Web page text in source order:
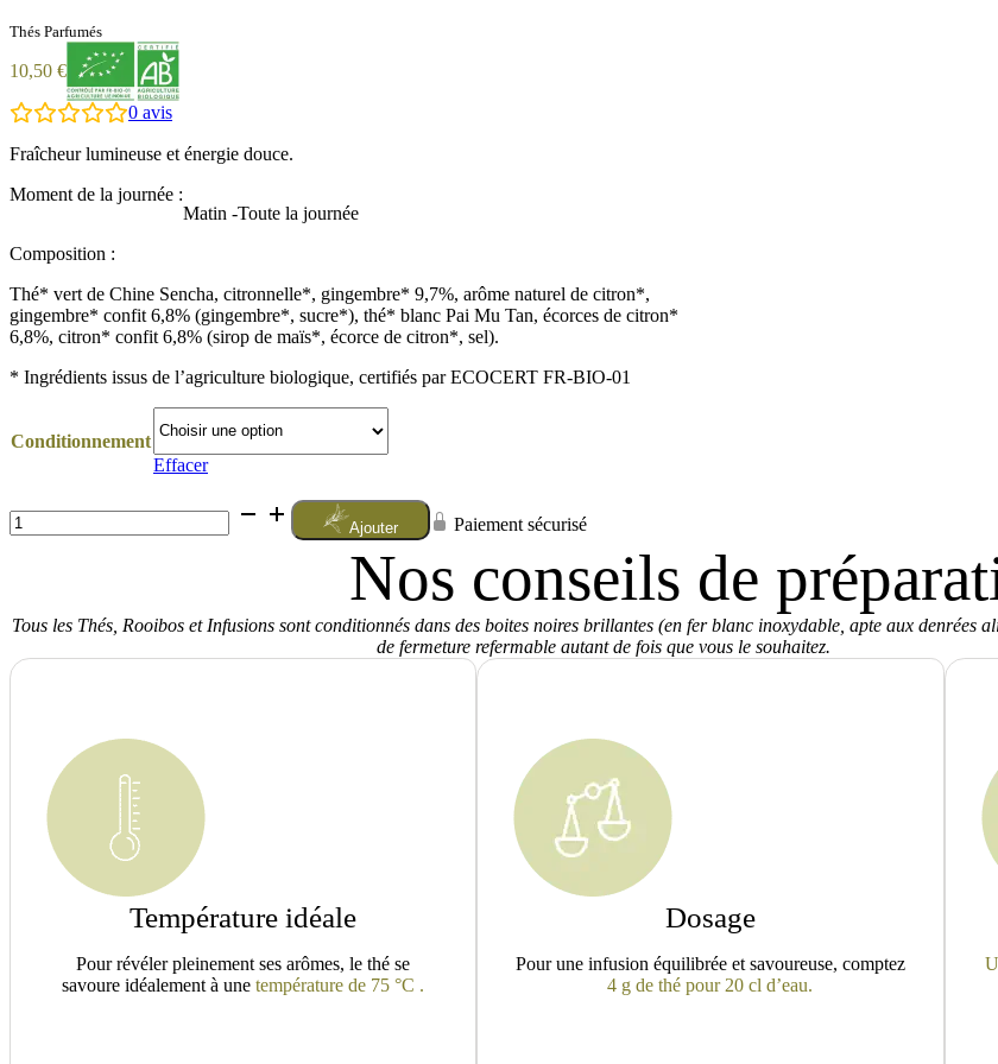
Thés Parfumés
10,50 €
0 avis
Fraîcheur lumineuse et énergie douce.
Moment de la journée :
Matin -Toute la journée
Composition :
Thé* vert de Chine Sencha, citronnelle*, gingembre* 9,7%, arôme naturel de citron*,
gingembre* confit 6,8% (gingembre*, sucre*), thé* blanc Pai Mu Tan, écorces de citron*
6,8%, citron* confit 6,8% (sirop de maïs*, écorce de citron*, sel).
* Ingrédients issus de l’agriculture biologique, certifiés par ECOCERT FR-BIO-01
Conditionnement
Effacer
quantité
de
Ajouter Paiement sécurisé
Nos conseils de
Tous les Thés, Rooibos et Infusions sont conditionnés dans des boites noires brillantes (en fer blanc inoxydable, apte aux denrées
de fermeture refermable autant de fois que vous le souhaitez.
Température idéale
Pour révéler pleinement ses arômes, le thé se
savoure idéalement à unetempérature de 75 °C .
Dosage
Pour une infusion équilibrée et savoureuse, comptez
4 g de thé pour 20 cl d’eau.